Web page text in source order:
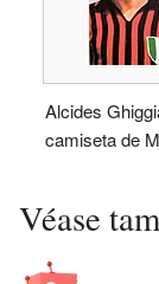
Alcides
camiseta de
Véase